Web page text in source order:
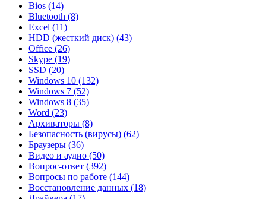
Bios (14)
Bluetooth (8)
Excel (11)
HDD (жесткий диск) (43)
Office (26)
Skype (19)
SSD (20)
Windows 10 (132)
Windows 7 (52)
Windows 8 (35)
Word (23)
Архиваторы (8)
Безопасность (вирусы) (62)
Браузеры (36)
Видео и аудио (50)
Вопрос-ответ (392)
Вопросы по работе (144)
Восстановление данных (18)